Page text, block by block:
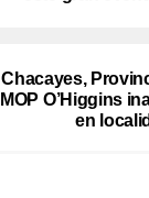
Chacayes,
MOP O’Higgins
en